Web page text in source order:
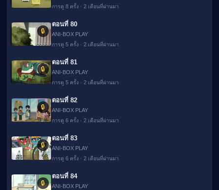
การดู 8 ครั้ง · 2 เดือนที่ผ่านมา
🔒
ตอนที่ 80
ANI-BOX PLAY
การดู 5 ครั้ง · 2 เดือนที่ผ่านมา
🔒
ตอนที่ 81
ANI-BOX PLAY
การดู 5 ครั้ง · 2 เดือนที่ผ่านมา
🔒
ตอนที่ 82
ANI-BOX PLAY
การดู 6 ครั้ง · 2 เดือนที่ผ่านมา
🔒
ตอนที่ 83
ANI-BOX PLAY
การดู 6 ครั้ง · 2 เดือนที่ผ่านมา
🔒
ตอนที่ 84
ANI-BOX PLAY